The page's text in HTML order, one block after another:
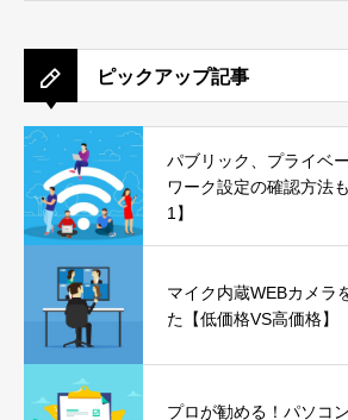
ピックアップ記事
パブリック、プライベ
ワーク設定の確認方法
1】
マイク内蔵WEBカメラ
た【低価格VS高価格】
プロが勧める！パソコ